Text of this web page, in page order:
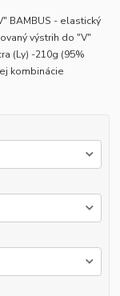
BAMBUS - elastický
výstrih do "V"
(Ly) -210g (95%
kombinácie